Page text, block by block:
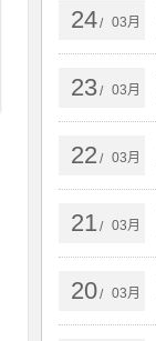
24/ 03月
23/ 03月
22 / 03月
21 / 03月
20/ 03月